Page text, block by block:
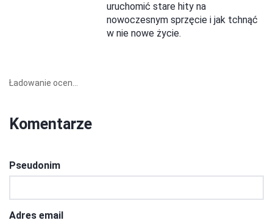
uruchomić stare hity na
nowoczesnym sprzęcie i jak tchnąć
w nie nowe życie.
Ładowanie ocen...
Komentarze
Pseudonim
Adres email